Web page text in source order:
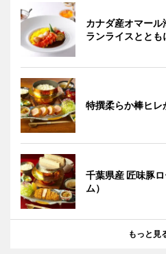
カナダ産オマー
ランライスととも
特撰柔らか棒ヒレ
千葉県産 匠味豚
ム）
もっと見